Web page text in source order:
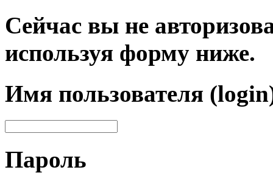
Сейчас вы не
используя форму ниже.
Имя пользователя
Пароль